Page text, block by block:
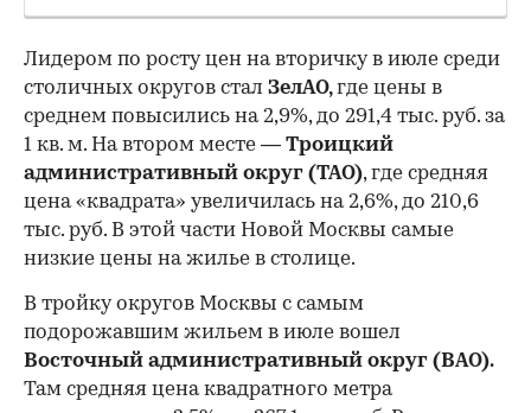
Лидером по росту цен на вторичку в июле среди
столичных округов стал ЗелАО,где цены в
среднем повысились на 2,9%, до 291,4 тыс. руб. за
1 кв. м. На втором месте — Троицкий
административный округ (ТАО), где средняя
цена «квадрата» увеличилась на 2,6%, до 210,6
тыс. руб. В этой части Новой Москвы самые
низкие цены на жилье в столице.
В тройку округов Москвы с самым
подорожавшим жильем в июле вошел
Восточный административный округ (ВАО).
Там средняя цена квадратного метра